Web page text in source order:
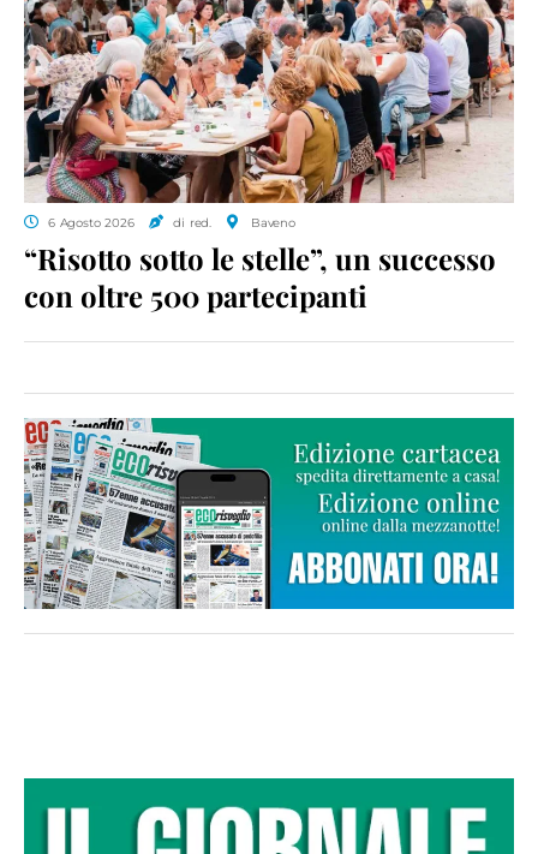
6 Agosto 2026 di red. Baveno
“Risotto sotto le stelle”, un successo
con oltre 500 partecipanti